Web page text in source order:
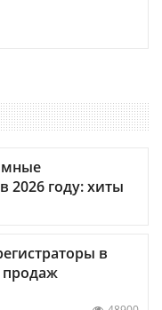
2026 году: хиты
в
продаж